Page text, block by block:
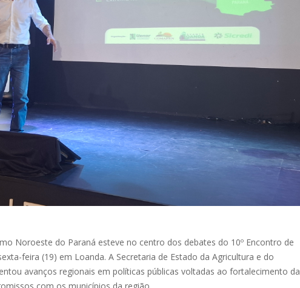
Noroeste do Paraná esteve no centro dos debates do 10º Encontro de
feira (19) em Loanda. A Secretaria de Estado da Agricultura e do
avanços regionais em políticas públicas voltadas ao fortalecimento da